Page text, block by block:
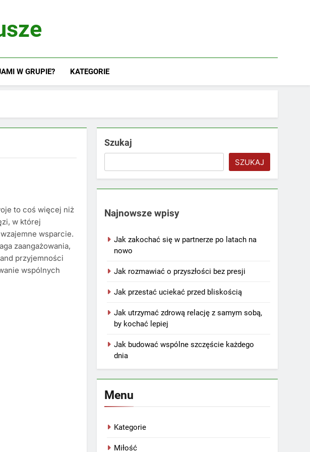
W GRUPIE? KATEGORIE
to coś więcej niż
w której
wsparcie.
zaangażowania,
przyjemności
wspólnych
Szukaj
SZUKAJ
Najnowsze wpisy
Jak zakochać się w partnerze po latach na
nowo
Jak rozmawiać o przyszłości bez presji
Jak przestać uciekać przed bliskością
Jak utrzymać zdrową relację z samym sobą,
by kochać lepiej
Jak budować wspólne szczęście każdego
dnia
Menu
Kategorie
Miłość